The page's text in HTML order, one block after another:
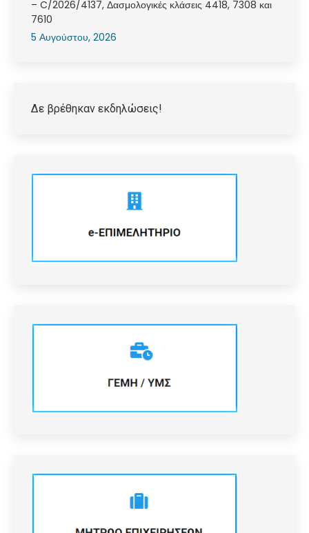
– C/2026/4137, Δασμολογικές κλάσεις 4418, 7308 και
7610
5 Αυγούστου, 2026
Δε βρέθηκαν εκδηλώσεις!